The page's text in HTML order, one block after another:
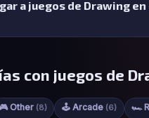
a juegos de Drawing en
con juegos de
🎮 Other (8) 🕹️ Arcade (6) 🏎️